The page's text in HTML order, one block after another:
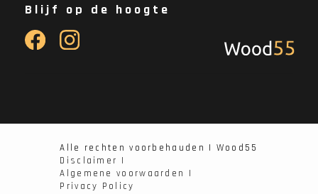
Blijf op de hoogte
Alle rechten voorbehauden | Wood55
Disclaimer |
Algemene voorwaarden |
Privacy Policy